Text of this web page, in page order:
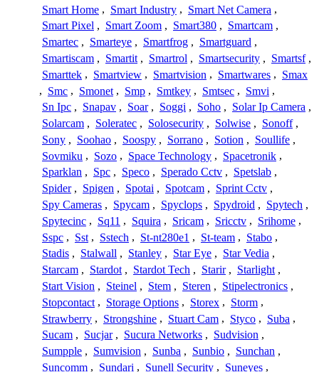
Smart Home , Smart Industry , Smart Net Camera ,
Smart Pixel , Smart Zoom , Smart380 , Smartcam ,
Smartec , Smarteye , Smartfrog , Smartguard ,
Smartiscam , Smartit , Smartrol , Smartsecurity , Smartsf ,
Smarttek , Smartview , Smartvision , Smartwares , Smax
, Smc , Smonet , Smp , Smtkey , Smtsec , Smvi ,
Sn Ipc , Snapav , Soar , Soggi , Soho , Solar Ip Camera ,
Solarcam , Soleratec , Solosecurity , Solwise , Sonoff ,
Sony , Soohao , Soospy , Sorrano , Sotion , Soullife ,
Sovmiku , Sozo , Space Technology , Spacetronik ,
Sparklan , Spc , Speco , Sperado Cctv , Spetslab ,
Spider , Spigen , Spotai , Spotcam , Sprint Cctv ,
Spy Cameras , Spycam , Spyclops , Spydroid , Spytech ,
Spytecinc , Sq11 , Squira , Sricam , Sricctv , Srihome ,
Sspc , Sst , Sstech , St-nt280e1 , St-team , Stabo ,
Stadis , Stalwall , Stanley , Star Eye , Star Vedia ,
Starcam , Stardot , Stardot Tech , Starir , Starlight ,
Start Vision , Steinel , Stem , Steren , Stipelectronics ,
Stopcontact , Storage Options , Storex , Storm ,
Strawberry , Strongshine , Stuart Cam , Styco , Suba ,
Sucam , Sucjar , Sucura Networks , Sudvision ,
Sumpple , Sumvision , Sunba , Sunbio , Sunchan ,
Suncomm , Sundari , Sunell Security , Suneyes ,